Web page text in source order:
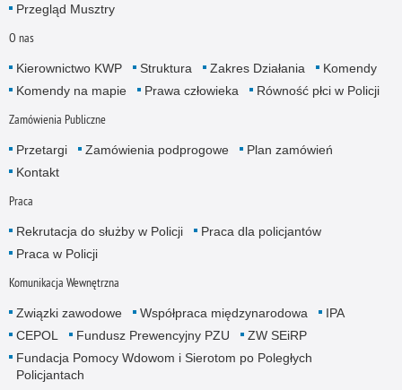
Przegląd Musztry
O nas
Kierownictwo KWP Struktura Zakres Działania
Komendy
Komendy na mapie
Prawa człowieka Równość płci w Policji
Zamówienia Publiczne
Przetargi Zamówienia podprogowe
Plan zamówień
Kontakt
Praca
Rekrutacja do służby w Policji
Praca dla policjantów
Praca w Policji
Komunikacja Wewnętrzna
Związki zawodowe Współpraca międzynarodowa
IPA
CEPOL
Fundusz Prewencyjny PZU
ZW SEiRP
Fundacja Pomocy Wdowom i Sierotom po Poległych
Policjantach